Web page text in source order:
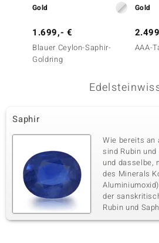
Edelsteinvarietät Anzahl
Karatgewicht Summe
0,05 ct
Schliff
Fassung
Gold
1.699,- €
Blauer Ceylon-Saphir-
Goldring
Gold
AAA-
Saphir
Wie bereits an
sind Rubin
und dasselbe,
des Minerals
der
Rubin und